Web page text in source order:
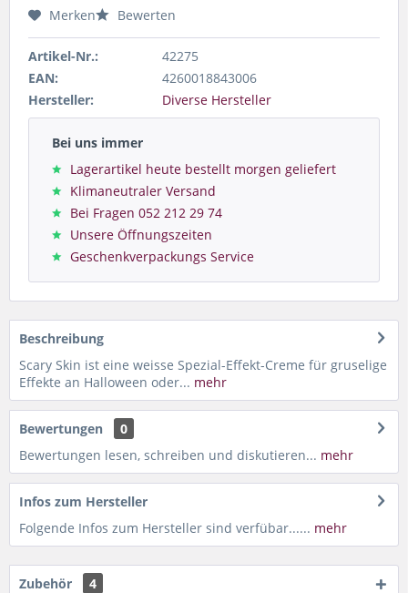
Merken Bewerten
Artikel-Nr.:
42275
EAN:
4260018843006
Hersteller:
Diverse Hersteller
Bei uns immer
Lagerartikel heute bestellt morgen geliefert
Klimaneutraler Versand
Bei Fragen 052 212 29 74
Unsere Öffnungszeiten
Geschenkverpackungs Service
Beschreibung
Scary Skin ist eine weisse Spezial-Effekt-Creme für gruselige
Effekte an Halloween oder... mehr
Bewertungen
0
Bewertungen lesen, schreiben und diskutieren... mehr
Infos zum Hersteller
Folgende Infos zum Hersteller sind verfübar...... mehr
Zubehör 4